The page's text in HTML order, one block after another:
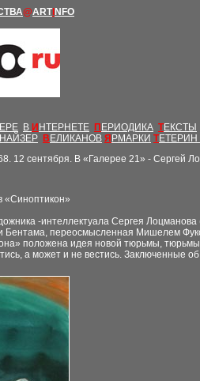
@ARTI NFO
В И НТЕРНЕТЕ П ЕРИОДИКА ТЕКСТЫ
В ЕЛИКАНОВ Я РМАРКИ Т
. 12 cентября. В «Галерее 21» - Сергей
«Синоптикон»
-интеллектуала Сергея
Бентама, переосмысленная Мишелем
положена идея новой тюрьмы,
а может и не вестись. Заключенные